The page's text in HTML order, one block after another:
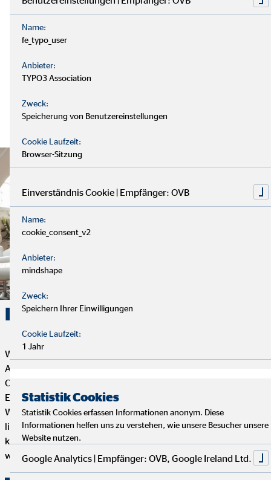
Karriere. Erfolg. OVB.
Wenn du Flexibilität, Selbstbestimmung und eine erfüllende
Aufgabe mit Sinn und Zweck suchst, dann ist die Tätigkeit als
OVB Finanzberater*in genau das Richtige für dich. Dein
Engagement bestimmt, wie weit du bei uns kommen kannst.
Wenn du genug von einem langweiligen 9-to-5 Job hast und
lieber selbstständig arbeiten möchtest, aber trotzdem mit
kompetenten und freundlichen Kollegen zusammenarbeiten
willst, dann bist du hier genau richtig.
Name:
fe_typo_user
Anbieter:
TYPO3 Association
Zweck:
Speicherung von Benutzereinstellungen
Cookie Laufzeit:
Browser-Sitzung
Einverständnis Cookie | Empfänger: OVB
Name:
cookie_consent_v2
Anbieter:
mindshape
Zweck:
Speichern Ihrer Einwilligungen
Cookie Laufzeit:
1 Jahr
Statistik Cookies
Statistik Cookies erfassen Informationen anonym. Diese
Informationen helfen uns zu verstehen, wie unsere Besucher unsere
Website nutzen.
Google Analytics | Empfänger: OVB, Google Ireland Ltd.